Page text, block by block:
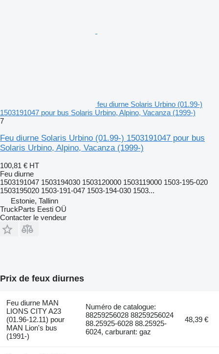
feu diurne Solaris Urbino (01.99-)
1503191047 pour bus Solaris Urbino, Alpino, Vacanza (1999-)
7
Feu diurne Solaris Urbino (01.99-) 1503191047 pour bus
Solaris Urbino, Alpino, Vacanza (1999-)
100,81 € HT
Feu diurne
1503191047 1503194030 1503120000 1503119000 1503-195-020
1503195020 1503-191-047 1503-194-030 1503...
Estonie, Tallinn
TruckParts Eesti OÜ
Contacter le vendeur
Prix de feux diurnes
Feu diurne MAN
LIONS CITY A23
(01.96-12.11) pour
MAN Lion's bus
(1991-)
Numéro de catalogue:
88259256028 88259256024
88.25925-6028 88.25925-
6024, carburant: gaz
48,39 €